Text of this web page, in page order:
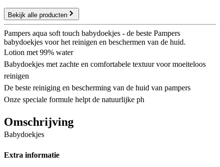
Bekijk alle producten
Pampers aqua soft touch babydoekjes - de beste Pampers
babydoekjes voor het reinigen en beschermen van de huid.
Lotion met 99% water
Babydoekjes met zachte en comfortabele textuur voor moeiteloos
reinigen
De beste reiniging en bescherming van de huid van pampers
Onze speciale formule helpt de natuurlijke ph
Omschrijving
Babydoekjes
Extra informatie